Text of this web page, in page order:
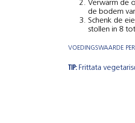
Verwarm de
de bodem
Schenk de
stollen in 8
VOEDINGSWAARDE
TIP:Frittata